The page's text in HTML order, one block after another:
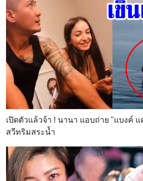
เปิดตัวแล้วจ้า ! นานา แอบถ่าย "แบงค์
สวีทริมสระน้ำ